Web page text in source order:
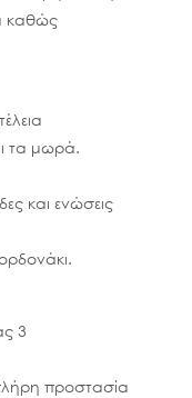
καθώς
τα μωρά.
και ενώσεις
3
προστασία